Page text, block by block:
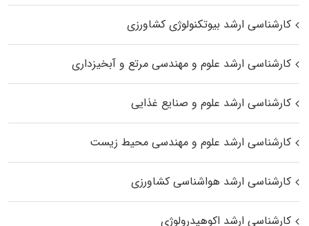
کارشناسی ارشد بیوتکنولوژی کشاورزی
کارشناسی ارشد علوم و مهندسی مرتع و آبخیزداری
کارشناسی ارشد علوم و صنایع غذایی
کارشناسی ارشد علوم و مهندسی محیط زیست
کارشناسی ارشد هواشناسی کشاورزی
کارشناسی ارشد اکوهیدرولوژی